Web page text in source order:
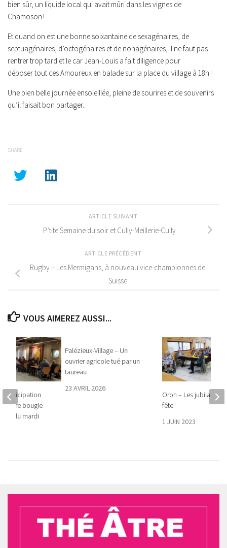
bien sûr, un liquide local qui avait mûri dans les vignes de
Chamoson !
Et quand on est une bonne soixantaine de sexagénaires, de
septuagénaires, d’octogénaires et de nonagénaires, il ne faut pas
rentrer trop tard et le car Jean-Louis a fait diligence pour
déposer tout ces Amoureux en balade sur la place du village à 18h !
Une bien belle journée ensoleillée, pleine de sourires et de souvenirs
qu’il faisait bon partager..
SHARE
ARTICLE SUIVANT
P’tite Semaine du soir et Cully-Meillerie-Cully
ARTICLE PRÉCÉDENT
Rugby – Les Mermigans, à nouveau vice-championnes de
Suisse
VOUS AIMEREZ AUSSI...
Palézieux-Village – Un
ouvrier agricole tué par un
taureau
23 AVRIL 2026
Oron – Les jubilaires
fête
1 JUIN 2023
participation
la 1re bougie
du mardi